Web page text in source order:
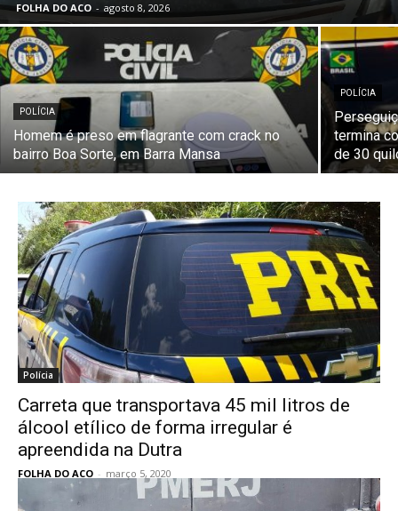
FOLHA DO ACO - agosto 8, 2026
POLÍCIA
Homem é preso em flagrante com crack no
bairro Boa Sorte, em Barra Mansa
POLÍCIA
termina
de 30
Polícia
Carreta que transportava 45 mil litros de
álcool etílico de forma irregular é
apreendida na Dutra
FOLHA DO ACO - março 5, 2020